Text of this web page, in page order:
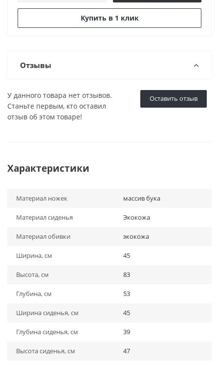
Купить в 1 клик
Отзывы
Оставить отзыв
У данного товара нет отзывов.
Станьте первым, кто оставил
отзыв об этом товаре!
Характеристики
Материал ножек массив бука
Материал сиденья Экокожа
Материал обивки экокожа
Ширина, см 45
Высота, см 83
Глубина, см 53
Ширина сиденья, см 45
Глубина сиденья, см 39
Высота сиденья, см 47